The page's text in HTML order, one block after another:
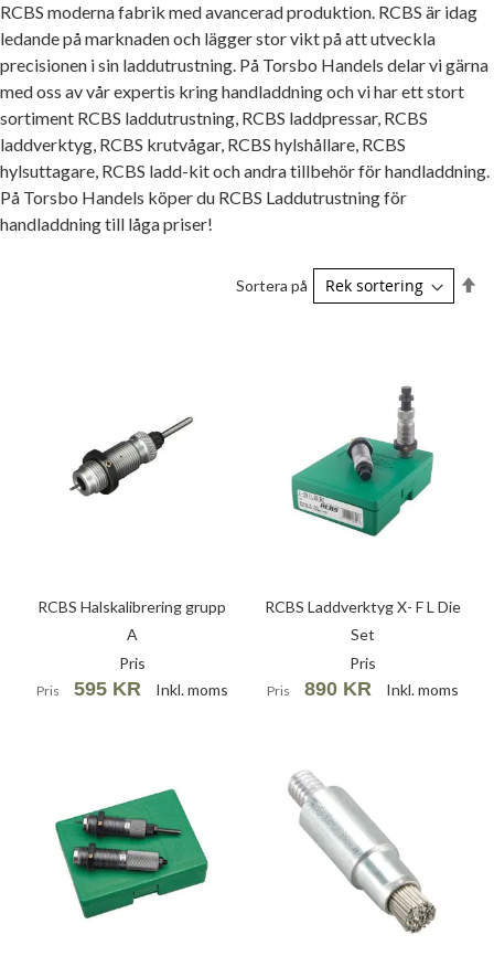
RCBS moderna fabrik med avancerad produktion. RCBS är idag
ledande på marknaden och lägger stor vikt på att utveckla
precisionen i sin laddutrustning. På Torsbo Handels delar vi gärna
med oss av vår expertis kring handladdning och vi har ett stort
sortiment RCBS laddutrustning, RCBS laddpressar, RCBS
laddverktyg, RCBS krutvågar, RCBS hylshållare, RCBS
hylsuttagare, RCBS ladd-kit och andra tillbehör för handladdning.
På Torsbo Handels köper du RCBS Laddutrustning för
handladdning till låga priser!
Sortera på
RCBS Halskalibrering grupp
A
Pris
Pris 595 KR Inkl. moms
RCBS Laddverktyg X- F L Die
Set
Pris
Pris 890 KR Inkl. moms